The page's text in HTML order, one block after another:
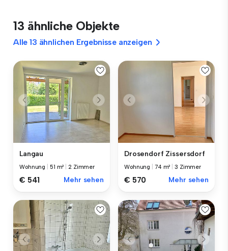
13 ähnliche Objekte
Alle 13 ähnlichen Ergebnisse anzeigen
Langau
Wohnung 51 m² |2 Zimmer
€ 541 Mehr sehen
Drosendorf Zissersdorf
Wohnung 74 m² |3 Zimmer
€ 570 Mehr sehen